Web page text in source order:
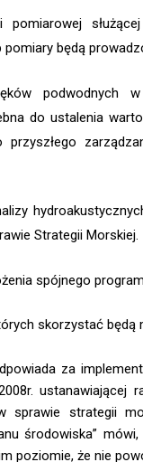
pomiarowej
będą
do ustalenia
przyszłego
Strategii Morskiej.
spójnego
skorzystać będą
za
ustanawiającej
sprawie strategii
środowiska”
poziomie, że nie